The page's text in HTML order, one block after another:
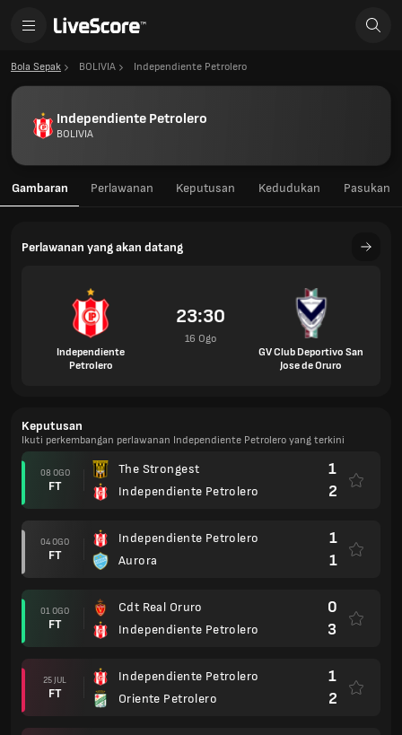
Bola Sepak BOLIVIA Independiente Petrolero
Independiente Petrolero
BOLIVIA
Gambaran Perlawanan Keputusan Kedudukan Pasukan
Perlawanan yang akan datang
Independiente
Petrolero
23:30
16 Ogo
GV Club Deportivo San
Jose de Oruro
Keputusan
Ikuti perkembangan perlawanan Independiente Petrolero yang terkini
08 OGO
FT
The Strongest
Independiente Petrolero
1
2
04 OGO
FT
Independiente Petrolero
Aurora
1
1
01 OGO
FT
Cdt Real Oruro
Independiente Petrolero
0
3
25 JUL
FT
Independiente Petrolero
Oriente Petrolero
1
2